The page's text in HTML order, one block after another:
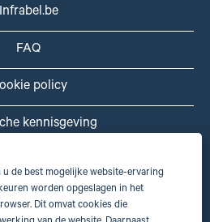
de best mogelijke website-ervaring
worden opgeslagen in het
Dit omvat cookies die
Infrabel.be
FAQ
policy
kennisgeving